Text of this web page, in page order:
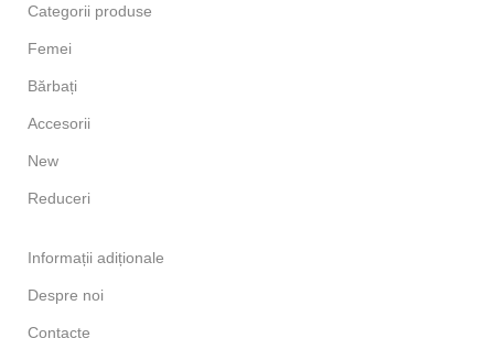
Categorii produse
Femei
Bărbați
Accesorii
New
Reduceri
Informații adiționale
Despre noi
Contacte